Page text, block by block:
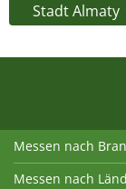
Stadt Almaty
Messen nach
Messen nach